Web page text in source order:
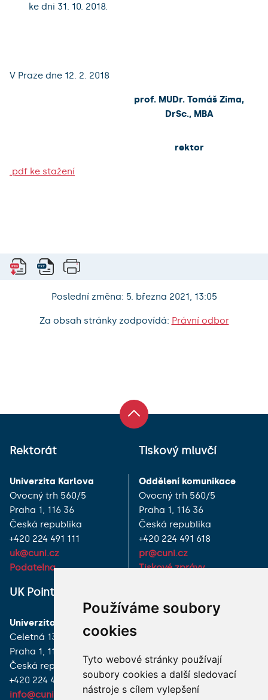
Používáme soubory
cookies
Tyto webové stránky používají
soubory cookies a další sledovací
nástroje s cílem vylepšení
ke dni 31. 10. 2018.
V Praze dne 12. 2. 2018
prof. MUDr. Tomáš Zima,
DrSc., MBA
rektor
.pdf ke stažení
Poslední změna: 5. března 2021, 13:05
Za obsah stránky zodpovídá: Právní odbor
Rektorát
Univerzita Karlova
Ovocný trh 560/5
Praha 1, 116 36
Česká republika
+420 224 491 111
uk@cuni.cz
Podatelna
Tiskový mluvčí
Oddělení komunikace
Ovocný trh 560/5
Praha 1, 116 36
Česká republika
+420 224 491 618
pr@cuni.cz
Tiskové zprávy
UK Point
Univerzita Karlova
Celetná 13
Praha 1, 116 36
Česká republika
+420 224 491 850
info@cuni.cz
JAK K NÁM?